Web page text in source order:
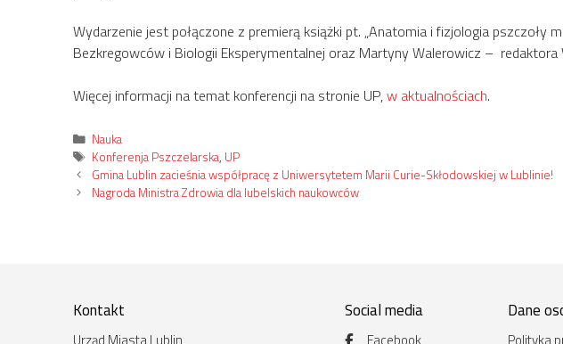
Wydarzenie jest połączone z premierą książki pt. „Anatomia i fizjologia pszczoły
Bezkregowców i Biologii Eksperymentalnej oraz Martyny Walerowicz – redaktora
Więcej informacji na temat konferencji na stronie UP,w aktualnościach.
Kategorie
Nauka
Tagi
Konferenja Pszczelarska, UP
Gmina Lublin zacieśnia współpracę z Uniwersytetem Marii Curie-Skłodowskiej w Lublinie!
Nagroda Ministra Zdrowia dla lubelskich naukowców
Kontakt
Urząd Miasta Lublin
Social media
Facebook
Dane
Polityka